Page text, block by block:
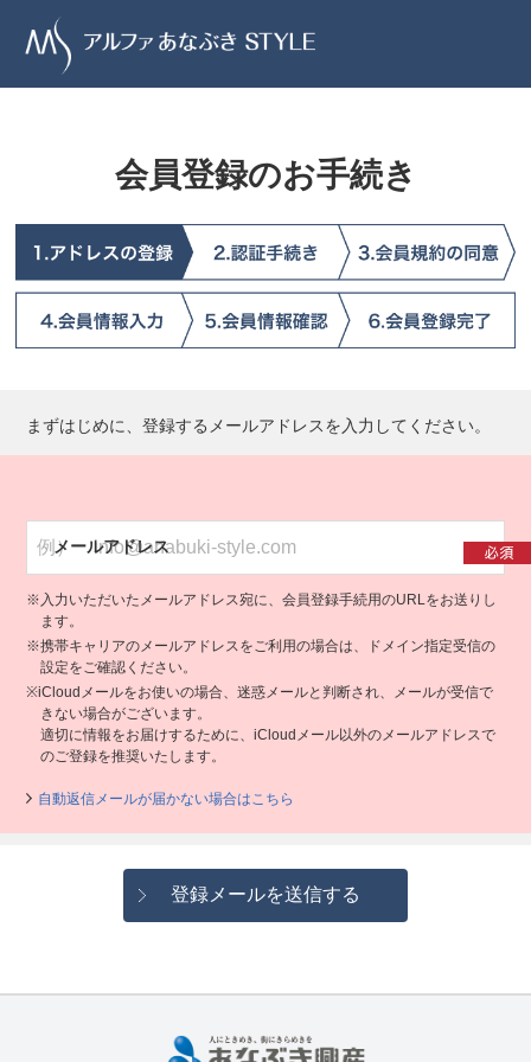
会員登録のお手続き
まずはじめに、登録するメールアドレスを入力してください。
メールアドレス
※入力いただいたメールアドレス宛に、会員登録手続用のURLをお送りし
ます。
※携帯キャリアのメールアドレスをご利用の場合は、ドメイン指定受信の
設定をご確認ください。
※iCloudメールをお使いの場合、迷惑メールと判断され、メールが受信で
きない場合がございます。
適切に情報をお届けするために、iCloudメール以外のメールアドレスで
のご登録を推奨いたします。
自動返信メールが届かない場合はこちら
登録メールを送信する